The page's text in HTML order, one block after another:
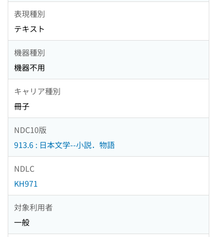
表現種別
テキスト
機器種別
機器不用
キャリア種別
冊子
NDC10版
913.6 : 日本文学--小説．物語
NDLC
KH971
対象利用者
一般